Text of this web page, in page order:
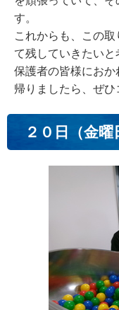
す。
これからも、この
て残していきたいと
保護者の皆様にお
帰りましたら、ぜひ
２０日（金